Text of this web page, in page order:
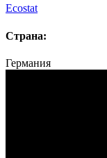
Ecostat
Страна:
Германия